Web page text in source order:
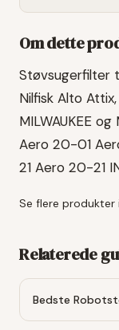
Om dette
Støvsugerfilter
Nilfisk Alto Attix,
MILWAUKEE
Aero 20-01
21 Aero 20-21
Se flere produkter
Relaterede
Bedste